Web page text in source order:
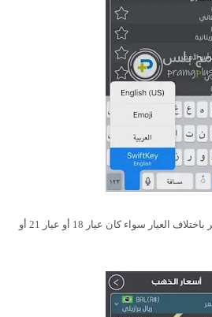
وهذه أسعار الذهب اليوم مباشر باختلاف العيار سواء كان عيار 18 أو عيار 21 أو